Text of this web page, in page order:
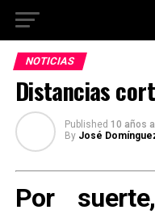
NOTICIAS
Distancias
Published 10 años
By José
Por